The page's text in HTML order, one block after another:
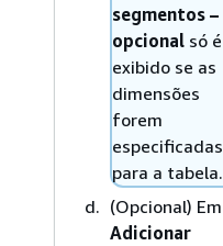
segmentos –
opcional só é
exibido se as
dimensões
forem
especificadas
para a tabela.
(Opcional) Em
Adicionar